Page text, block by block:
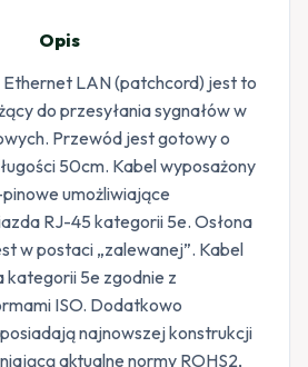
Opis
Ethernet LAN (patchcord) jest to
do przesyłania sygnałów w
Przewód jest gotowy o
50cm. Kabel wyposażony
umożliwiające
RJ-45 kategorii 5e. Osłona
w postaci „zalewanej”. Kabel
kategorii 5e zgodnie z
ISO. Dodatkowo
najnowszej konstrukcji
aktualne normy ROHS2,